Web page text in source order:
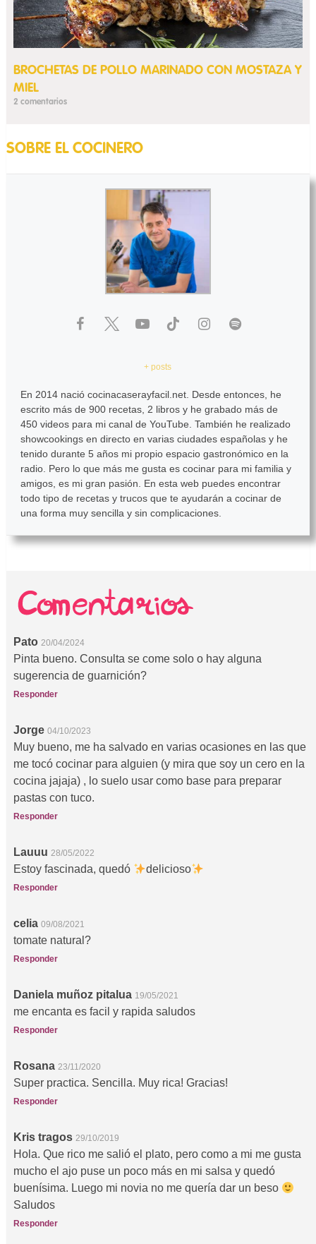
BROCHETAS DE POLLO MARINADO CON MOSTAZA Y
MIEL
2 comentarios
SOBRE EL COCINERO
+ posts
En 2014 nació cocinacaserayfacil.net. Desde entonces, he
escrito más de 900 recetas, 2 libros y he grabado más de
450 videos para mi canal de YouTube. También he realizado
showcookings en directo en varias ciudades españolas y he
tenido durante 5 años mi propio espacio gastronómico en la
radio. Pero lo que más me gusta es cocinar para mi familia y
amigos, es mi gran pasión. En esta web puedes encontrar
todo tipo de recetas y trucos que te ayudarán a cocinar de
una forma muy sencilla y sin complicaciones.
Pato 20/04/2024
Pinta bueno. Consulta se come solo o hay alguna
sugerencia de guarnición?
Responder
Jorge 04/10/2023
Muy bueno, me ha salvado en varias ocasiones en las que
me tocó cocinar para alguien (y mira que soy un cero en la
cocina jajaja) , lo suelo usar como base para preparar
pastas con tuco.
Responder
Lauuu 28/05/2022
Estoy fascinada, quedó delicioso
Responder
celia 09/08/2021
tomate natural?
Responder
Daniela muñoz pitalua 19/05/2021
me encanta es facil y rapida saludos
Responder
Rosana 23/11/2020
Super practica. Sencilla. Muy rica! Gracias!
Responder
Kris tragos 29/10/2019
Hola. Que rico me salió el plato, pero como a mi me gusta
mucho el ajo puse un poco más en mi salsa y quedó
buenísima. Luego mi novia no me quería dar un beso
Saludos
Responder